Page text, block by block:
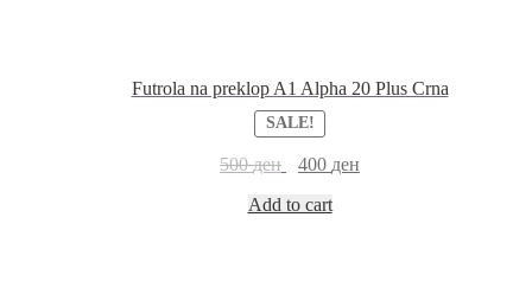
Futrola na preklop A1 Alpha 20 Plus Crna
SALE!
500ден 400 ден
Add to cart